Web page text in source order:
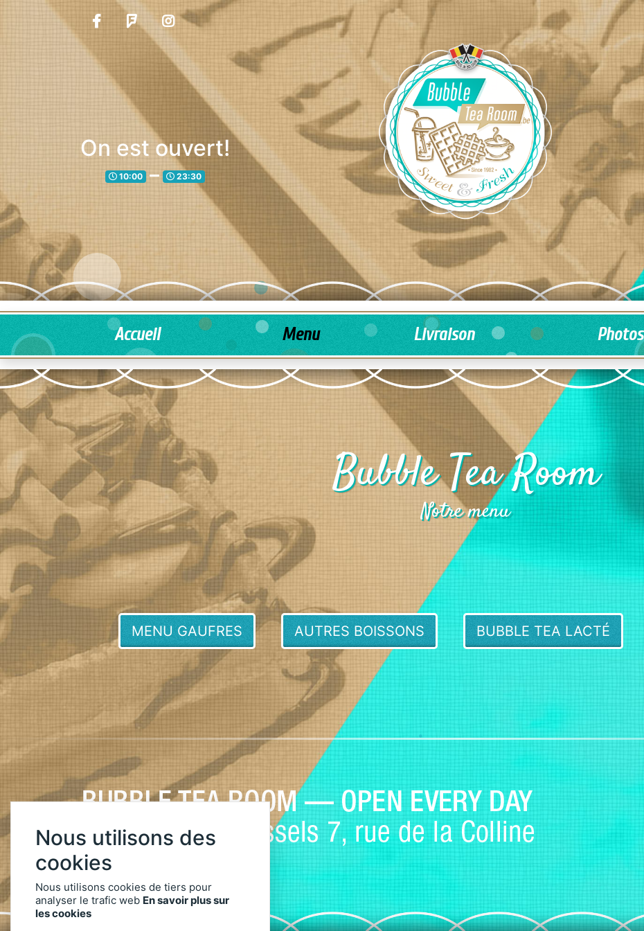
On est ouvert!
10:00 23:30
Accueil Menu Livraison Photos
Bubble Tea Room
Notre menu
MENU GAUFRES AUTRES BOISSONS BUBBLE TEA LACTÉ
Nous utilisons des
cookies
Nous utilisons cookies de tiers pour
analyser le trafic web En savoir plus sur
les cookies